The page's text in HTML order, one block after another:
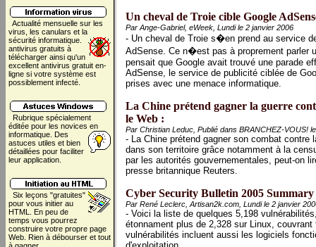
Actualité mensuelle sur les
virus, les canulars et la
sécurité informatique.
antivirus gratuits à
télécharger ainsi qu'un
excellent antivirus gratuit en-
ligne si votre système est
possiblement infecté.
Rubrique spécialement
éditée pour les novices en
informatique. Des
astuces utiles et bien
détaillées pour faciliter
leur application.
Six leçons "gratuites"
pour vous initier au
HTML. En peu de
temps vous pourrez
construire votre propre page
Web. Rien à débourser et tout
Un cheval de Troie cible Google
Par Ange-Gabriel, eWeek, Lundi le 2 janvier 2006
- Un cheval de Troie s�en prend au service
AdSense. Ce n�est pas à proprement parler
pensait que Google avait trouvé une parade
AdSense, le service de publicité ciblée de
prises avec une menace informatique.
La Chine prétend gagner la guerre
le Web :
Par Christian Leduc, Publié dans BRANCHEZ-VOUS!
- La Chine prétend gagner son combat contre
dans son territoire grâce notamment à la
par les autorités gouvernementales, peut-on
presse britannique Reuters.
Cyber Security Bulletin 2005 Summary
Par René Leclerc, Artisan2k.com, Lundi le 2 janvier
- Voici la liste de quelques 5,198
étonnament plus de 2,328 sur Linux, couvrant
vulnérabilités incluent aussi les logiciels